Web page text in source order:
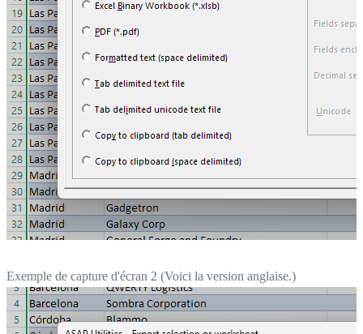
Exemple de capture d'écran 2 (Voici la version anglaise.)